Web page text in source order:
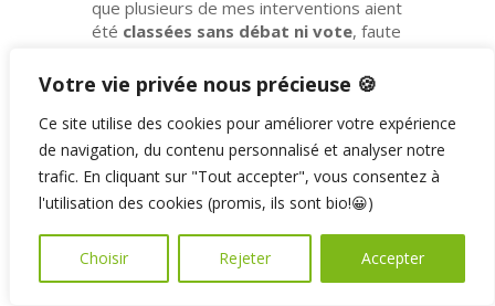
Votre vie privée nous précieuse 🍪
Ce site utilise des cookies pour améliorer votre expérience
de navigation, du contenu personnalisé et analyser notre
trafic. En cliquant sur "Tout accepter", vous consentez à
l'utilisation des cookies (promis, ils sont bio!😀)
Choisir Rejeter Accepter
que plusieurs de mes interventions aient
été classées sans débat ni vote, faute
Cela a été le cas, par exemple, de :
La promotion d’unusage
multifonctionnel de l’eau des
barrages
sélective des bâtiments
, afin de
pouvoir réutiliser certains éléments et